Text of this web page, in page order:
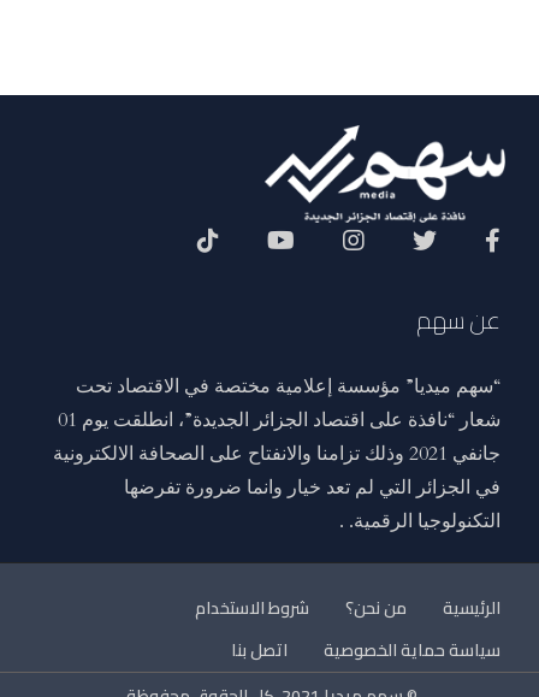
عن سهم
“سهم ميديا” مؤسسة إعلامية مختصة في الاقتصاد تحت
شعار “نافذة على اقتصاد الجزائر الجديدة”، انطلقت يوم 01
جانفي 2021 وذلك تزامنا والانفتاح على الصحافة الالكترونية
في الجزائر التي لم تعد خيار وانما ضرورة تفرضها
التكنولوجيا الرقمية. .
الرئيسية من نحن؟
شروط الاستخدام
سياسة حماية الخصوصية
اتصل بنا